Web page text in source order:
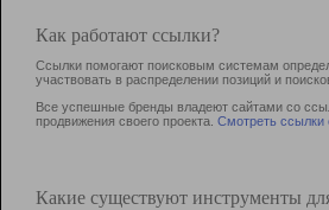
Как работают ссылки?
Ссылки помогают поисковым системам
участвовать в раcпределении позиций и
Все успешные бренды владеют сайтами со
продвижения своего проекта. Смотреть ссылки
Какие существуют инструменты